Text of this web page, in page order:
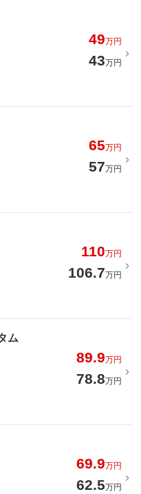
49万円
43万円
65万円
57万円
110万円
106.7万円
ム
89.9万円
78.8万円
69.9万円
62.5万円